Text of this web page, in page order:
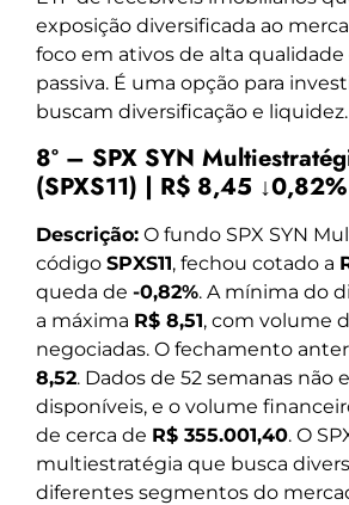
exposição diversificada ao
foco em ativos de alta qualidade
passiva. É uma opção para
buscam diversificação e liquidez.
8º – SPX SYN
(SPXS11) | R$ 8,45 ↓0,82%
Descrição: O fundo SPX SYN
código SPXS11, fechou cotado a
queda de -0,82%. A mínima do
a máxima R$ 8,51, com volume
negociadas. O fechamento
8,52. Dados de 52 semanas não
disponíveis, e o volume
de cerca de R$ 355.001,40. O
multiestratégia que busca
diferentes segmentos do